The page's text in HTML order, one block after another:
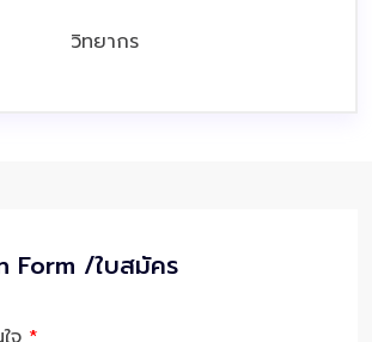
วิทยากร
Form /ใบสมัคร